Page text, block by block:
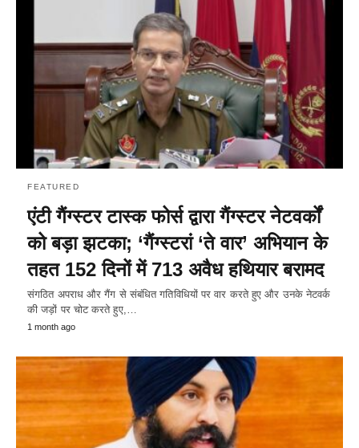
FEATURED
एंटी गैंग्स्टर टास्क फोर्स द्वारा गैंग्स्टर नेटवर्कों
को बड़ा झटका; ‘गैंग्स्टरां ‘ते वार’ अभियान के
तहत 152 दिनों में 713 अवैध हथियार बरामद
संगठित अपराध और गैंग से संबंधित गतिविधियों पर वार करते हुए और उनके नेटवर्क
की जड़ों पर चोट करते हुए,…
1 month ago